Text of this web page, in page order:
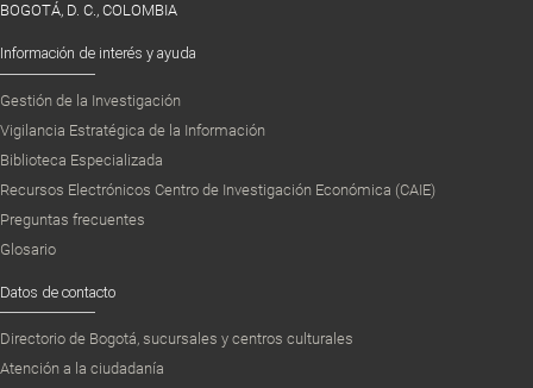
BOGOTÁ, D. C., COLOMBIA
Información de interés y ayuda
Gestión de la Investigación
Vigilancia Estratégica de la Información
Biblioteca Especializada
Recursos Electrónicos Centro de Investigación Económica (CAIE)
Preguntas frecuentes
Glosario
Datos de contacto
Directorio de Bogotá, sucursales y centros culturales
Atención a la ciudadanía